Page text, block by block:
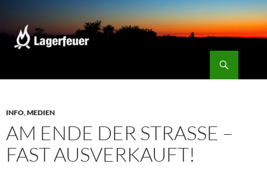
springen
INFO,MEDIEN
AM ENDE DER STRASSE –
FAST AUSVERKAUFT!